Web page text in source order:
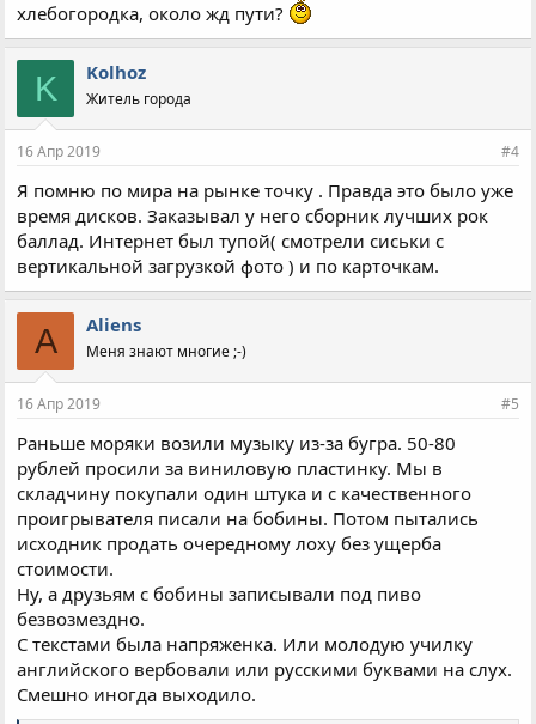
хлебогородка, около жд пути?
K Kolhoz
Житель города
16 Апр 2019 #4
Я помню по мира на рынке точку . Правда это было уже
время дисков. Заказывал у него сборник лучших рок
баллад. Интернет был тупой( смотрели сиськи с
вертикальной загрузкой фото ) и по карточкам.
A Aliens
Меня знают многие ;-)
16 Апр 2019 #5
Раньше моряки возили музыку из-за бугра. 50-80
рублей просили за виниловую пластинку. Мы в
складчину покупали один штука и с качественного
проигрывателя писали на бобины. Потом пытались
исходник продать очередному лоху без ущерба
стоимости.
Ну, а друзьям с бобины записывали под пиво
безвозмездно.
С текстами была напряженка. Или молодую училку
английского вербовали или русскими буквами на слух.
Смешно иногда выходило.